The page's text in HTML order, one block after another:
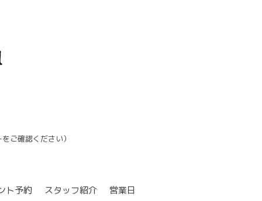
ご確認ください）
ト予約 スタッフ紹介 営業日